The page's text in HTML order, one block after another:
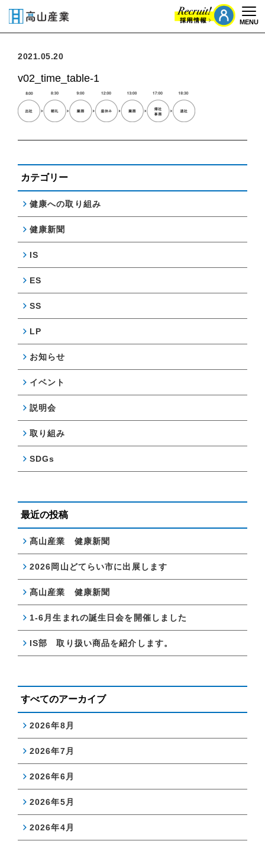
MENU
2021.05.20
v02_time_table-1
カテゴリー
健康への取り組み
健康新聞
IS
ES
SS
LP
お知らせ
イベント
説明会
取り組み
SDGs
最近の投稿
髙山産業 健康新聞
2026岡山どてらい市に出展します
髙山産業 健康新聞
1-6月生まれの誕生日会を開催しました
IS部 取り扱い商品を紹介します。
すべてのアーカイブ
2026年8月
2026年7月
2026年6月
2026年5月
2026年4月